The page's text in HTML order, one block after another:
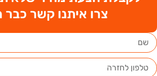
צרו איתנו קשר כבר